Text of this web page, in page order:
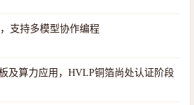
支持多模型协作编程
及算力应用，HVLP铜箔尚处认证阶段